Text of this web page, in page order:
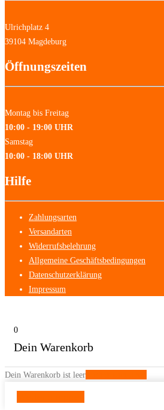
Ulrichplatz 4
39104 Magdeburg
Öffnungszeiten
Montag bis Freitag
10:00 - 19:00 UHR
Samstag
10:00 - 18:00 UHR
Hilfe
Zahlungsarten
Versandarten
Widerrufsbelehrung
Allgemeine Geschäftsbedingungen
Datenschutzerklärung
Impressum
0
Dein Warenkorb
Dein Warenkorb ist leer